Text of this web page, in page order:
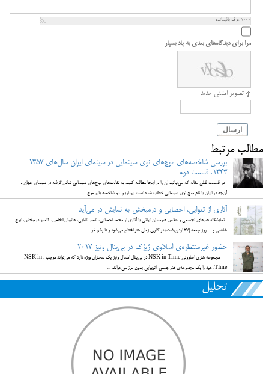
1000 حرف باقیمانده
مرا برای دیدگاه‌های بعدی به یاد بسپار
تصویر امنیتی جدید
ارسال
مطالب مرتبط
بررسی شاخصه‌های موج‌های نوی سینمایی در سینمای ایران سال‌های 1357-
1343، قسمت دوم
در قسمت قبلی مقاله که می‌توانید آن را در اینجا مطالعه کنید، به تفاوت‌های موج‌های سینمایی شکل گرفته در سینمای جهان و
آن‌چه در ایران با نام موج نوی سینمایی خطاب شده است بپردازیم. دو شاخصه بارز موج‌ ...
آثاری از تقوایی، احصایی و درمبخش به نمایش در می‌آید
نمایشگاه هنرهای تجسمی و عکس هنرمندان ایرانی با آثاری از محمد احصایی، ناصر تقوایی، هانیبال الخاص، کامبیز درمبخش، ایرج
شافعی و ... روز جمعه (۲۷ اردیبهشت) در گالری زمان هنر افتتاح می‌شود و تا یکم خر ...
حضور غیرمنتظره‌ی اسلاوی ژیژک در بی‌ینال ونیز 2017
مجموعه هنری اسلوونی NSK in Time در بی‌ینال امسال ونیز یک سخنران ویژه دارد که می‌تواند موجب . NSK in
TIme، خود را یک مجموعه‌ی هنر جمعی اتوپیایی بدون مرز می‌خواند. ...
تحلیل